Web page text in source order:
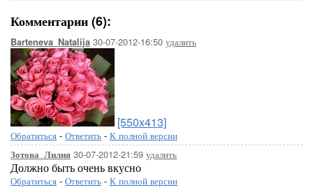
Комментарии (6):
Barteneva_Natalija 30-07-2012-16:50 удалить
[550x413]
Обратиться - Ответить - К полной версии
Зотова_Лилия 30-07-2012-21:59 удалить
Должно быть очень вкусно
Обратиться - Ответить - К полной версии